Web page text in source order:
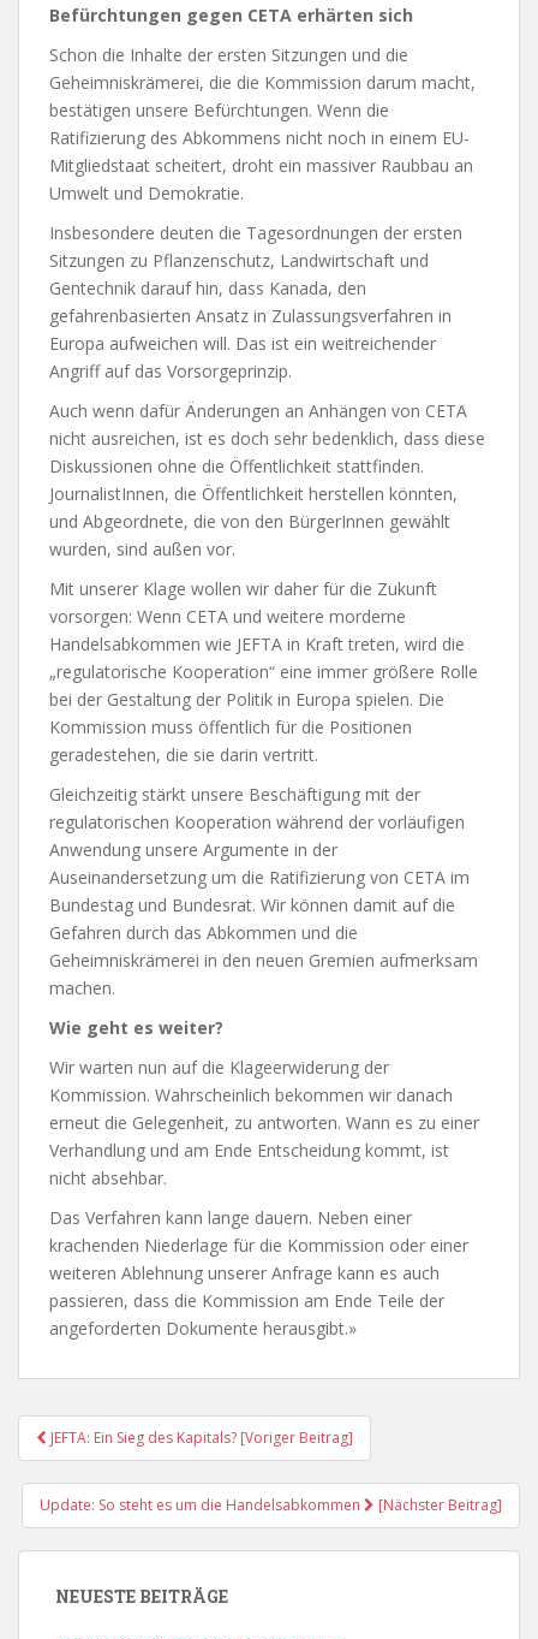
Befürchtungen gegen CETA erhärten sich
Schon die Inhalte der ersten Sitzungen und die
Geheimniskrämerei, die die Kommission darum macht,
bestätigen unsere Befürchtungen. Wenn die
Ratifizierung des Abkommens nicht noch in einem EU-
Mitgliedstaat scheitert, droht ein massiver Raubbau an
Umwelt und Demokratie.
Insbesondere deuten die Tagesordnungen der ersten
Sitzungen zu Pflanzenschutz, Landwirtschaft und
Gentechnik darauf hin, dass Kanada, den
gefahrenbasierten Ansatz in Zulassungsverfahren in
Europa aufweichen will. Das ist ein weitreichender
Angriff auf das Vorsorgeprinzip.
Auch wenn dafür Änderungen an Anhängen von CETA
nicht ausreichen, ist es doch sehr bedenklich, dass diese
Diskussionen ohne die Öffentlichkeit stattfinden.
JournalistInnen, die Öffentlichkeit herstellen könnten,
und Abgeordnete, die von den BürgerInnen gewählt
wurden, sind außen vor.
Mit unserer Klage wollen wir daher für die Zukunft
vorsorgen: Wenn CETA und weitere morderne
Handelsabkommen wie JEFTA in Kraft treten, wird die
„regulatorische Kooperation“ eine immer größere Rolle
bei der Gestaltung der Politik in Europa spielen. Die
Kommission muss öffentlich für die Positionen
geradestehen, die sie darin vertritt.
Gleichzeitig stärkt unsere Beschäftigung mit der
regulatorischen Kooperation während der vorläufigen
Anwendung unsere Argumente in der
Auseinandersetzung um die Ratifizierung von CETA im
Bundestag und Bundesrat. Wir können damit auf die
Gefahren durch das Abkommen und die
Geheimniskrämerei in den neuen Gremien aufmerksam
machen.
Wie geht es weiter?
Wir warten nun auf die Klageerwiderung der
Kommission. Wahrscheinlich bekommen wir danach
erneut die Gelegenheit, zu antworten. Wann es zu einer
Verhandlung und am Ende Entscheidung kommt, ist
nicht absehbar.
Das Verfahren kann lange dauern. Neben einer
krachenden Niederlage für die Kommission oder einer
weiteren Ablehnung unserer Anfrage kann es auch
passieren, dass die Kommission am Ende Teile der
angeforderten Dokumente herausgibt.»
Post
Navigation
JEFTA: Ein Sieg des Kapitals? [Voriger Beitrag]
Update: So steht es um die Handelsabkommen [Nächster Beitrag]
NEUESTE BEITRÄGE